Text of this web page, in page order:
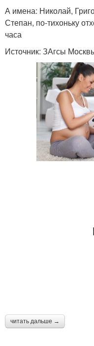
А имена: Николай,
Степан, по-тихоньку
часа
Источник: ЗАгсы
читать дальше →